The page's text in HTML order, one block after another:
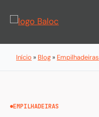
para
conteúdo
Início » Blog » Empilhadeiras
EMPILHADEIRAS